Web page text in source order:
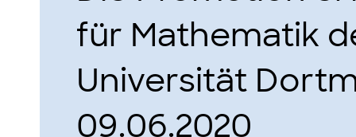
für Mathematik
Universität
09.06.2020